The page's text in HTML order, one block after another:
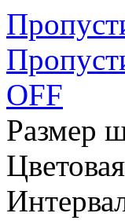
OFF
Размер